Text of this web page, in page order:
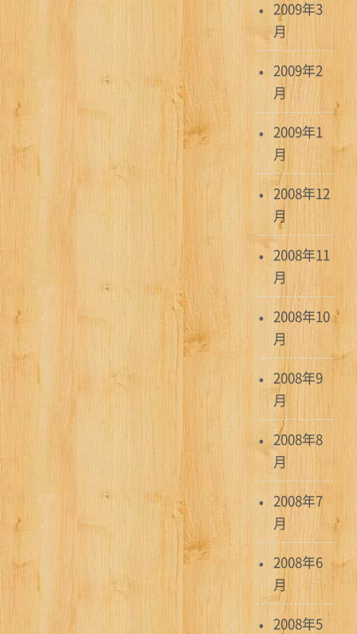
2009年3
月
2009年2
月
2009年1
月
2008年12
月
2008年11
月
2008年10
月
2008年9
月
2008年8
月
2008年7
月
2008年6
月
2008年5